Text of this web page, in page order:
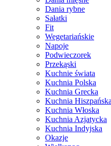
Dania rybne
Sałatki
Fit
Wegetariańskie
Napoje
Podwieczorek
Przekąski
Kuchnie świata
Kuchnia Polska
Kuchnia Grecka
Kuchnia Hiszpańska
Kuchnia Włoska
Kuchnia Azjatycka
Kuchnia Indyjska
Okazje